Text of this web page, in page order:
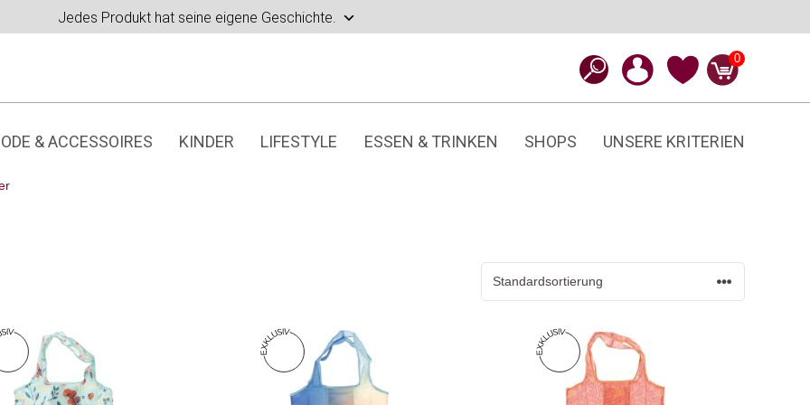
Jedes Produkt hat seine eigene Geschichte.
0
& ACCESSOIRES KINDER LIFESTYLE ESSEN & TRINKEN SHOPS UNSERE KRITERIEN